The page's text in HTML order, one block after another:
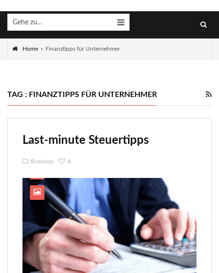
Gehe zu…
Home » Finanztipps für Unternehmer
TAG : FINANZTIPPS FÜR UNTERNEHMER
Last-minute Steuertipps
Business 6